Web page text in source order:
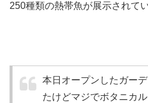
250種類の熱帯魚が展示されてい
本日オープンしたガー
たけどマジでボタニカ